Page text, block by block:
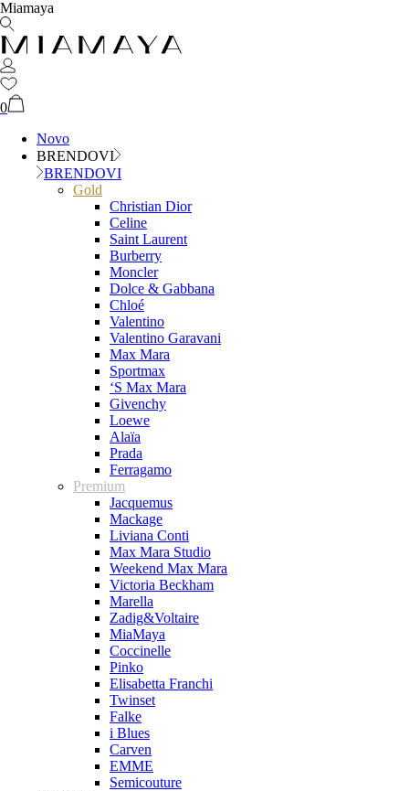
Miamaya
0
Novo
BRENDOVI
BRENDOVI
Gold
Christian Dior
Celine
Saint Laurent
Burberry
Moncler
Dolce & Gabbana
Chloé
Valentino
Valentino Garavani
Max Mara
Sportmax
‘S Max Mara
Givenchy
Loewe
Alaïa
Prada
Ferragamo
Premium
Jacquemus
Mackage
Liviana Conti
Max Mara Studio
Weekend Max Mara
Victoria Beckham
Marella
Zadig&Voltaire
MiaMaya
Coccinelle
Pinko
Elisabetta Franchi
Twinset
Falke
i Blues
Carven
EMME
Semicouture